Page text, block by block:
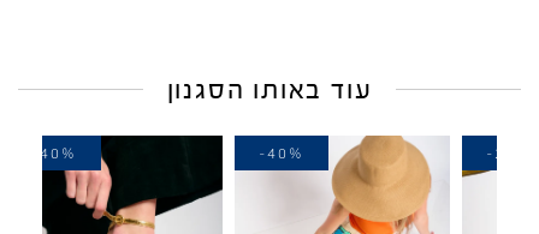
עוד באותו הסגנון
-40%
-40%